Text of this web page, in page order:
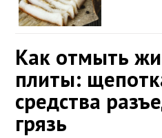
Как отмыть
плиты:
средства
грязь